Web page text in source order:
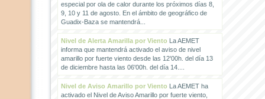
especial por ola de calor durante los próximos días 8,
9, 10 y 11 de agosto. En el ámbito de geográfico de
Guadix-Baza se mantendrá...
Nivel de Alerta Amarilla por VientoLa AEMET
informa que mantendrá activado el aviso de nivel
amarillo por fuerte viento desde las 12'00h. del día 13
de diciembre hasta las 06'00h. del día 14....
Nivel de Aviso Amarillo por VientoLa AEMET ha
activado el Nivel de Aviso Amarillo por fuerte viento,